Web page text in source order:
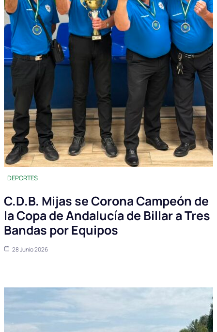
DEPORTES
C.D.B. Mijas se Corona Campeón de
la Copa de Andalucía de Billar a Tres
Bandas por Equipos
28 Junio 2026